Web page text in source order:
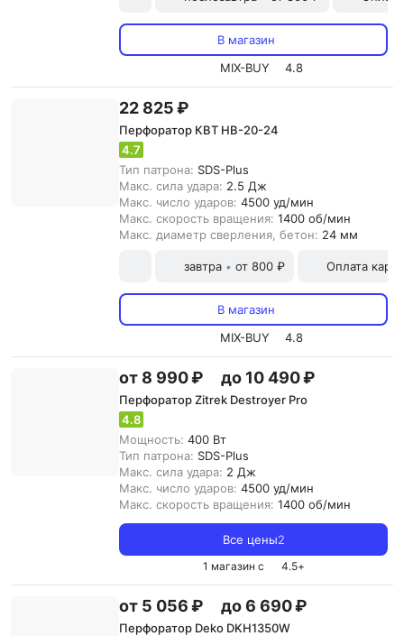
В магазин
MIX-BUY
4.8
22 825 ₽
Перфоратор КВТ HB-20-24
4.7
Тип патрона: SDS-Plus
Макс. сила удара: 2.5 Дж
Макс. число ударов: 4500 уд/мин
Макс. скорость вращения: 1400 об/мин
Макс. диаметр сверления, бетон: 24 мм
завтра • от 800 ₽ Оплата
В магазин
MIX-BUY
4.8
от 8 990 ₽ до 10 490 ₽
Перфоратор Zitrek Destroyer Pro
4.8
Мощность: 400 Вт
Тип патрона: SDS-Plus
Макс. сила удара: 2 Дж
Макс. число ударов: 4500 уд/мин
Макс. скорость вращения: 1400 об/мин
Все цены2
1 магазин с 4.5+
от 5 056 ₽ до 6 690 ₽
Перфоратор Deko DKH1350W